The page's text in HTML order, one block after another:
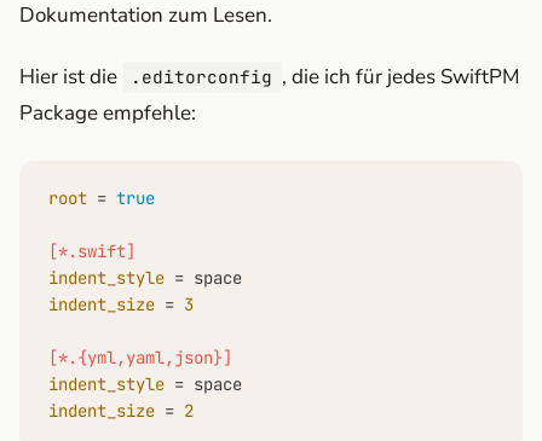
Dokumentation zum Lesen.
Hier ist die .editorconfig , die ich für jedes SwiftPM
Package empfehle:
root = true
[*.swift]
indent_style
indent_size = 3
[*.{yml,yaml,json}]
indent_style
indent_size = 2